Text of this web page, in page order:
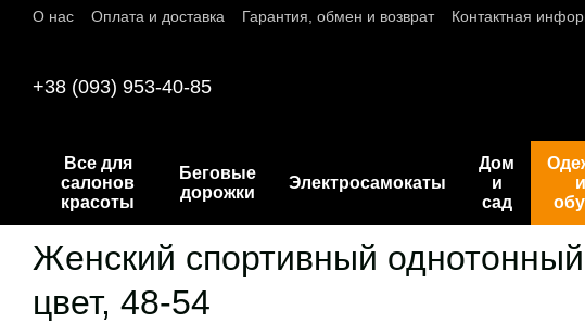
Перейти к основному контенту
О нас Оплата и доставка Гарантия, обмен и возврат Контактная
+38 (093) 953-40-85
Все для
салонов
красоты
Беговые
дорожки
Электросамокаты
Дом
и
сад
и
Женский спортивный
цвет, 48-54